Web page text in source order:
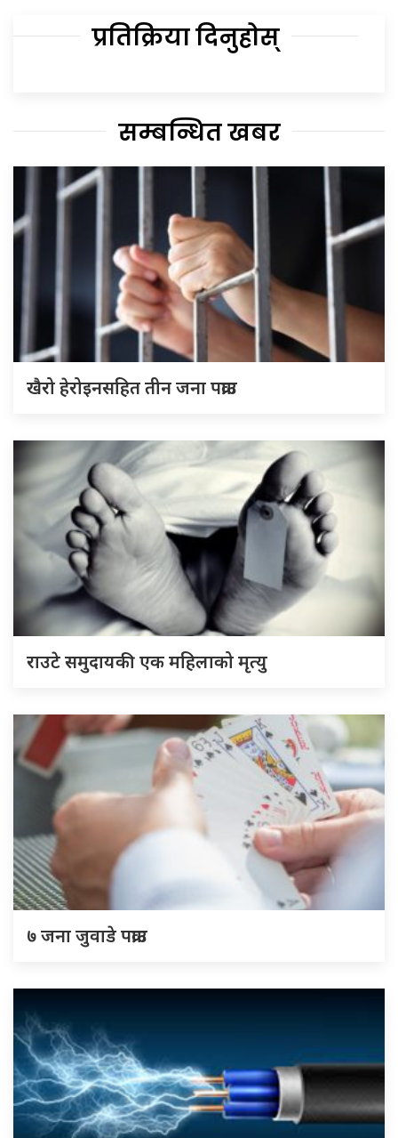
प्रतिक्रिया दिनुहोस्
सम्बन्धित खबर
खैरो हेरोइनसहित तीन जना पक्राउ
राउटे समुदायकी एक महिलाको मृत्यु
७ जना जुवाडे पक्राउ